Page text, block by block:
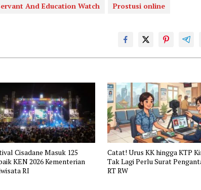
And Education Watch Prostusi online
Cisadane Masuk 125
KEN 2026 Kementerian
RI
Catat! Urus KK hingga KTP
Tak Lagi Perlu Surat
RT RW